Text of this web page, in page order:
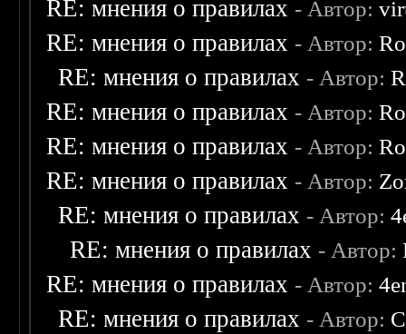
RE: мнения о правилах - Автор:
RE: мнения о правилах - Автор:
RE: мнения о правилах - Автор:
RE: мнения о правилах - Автор:
RE: мнения о правилах - Автор:
RE: мнения о правилах - Автор:
RE: мнения о правилах - Автор:
RE: мнения о правилах - Автор:
RE: мнения о правилах - Автор:
RE: мнения о правилах - Автор: